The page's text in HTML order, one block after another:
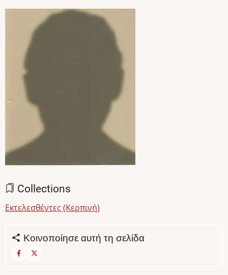
Collections
Εκτελεσθέντες (Κερπινή)
Κοινοποίησε αυτή τη σελίδα